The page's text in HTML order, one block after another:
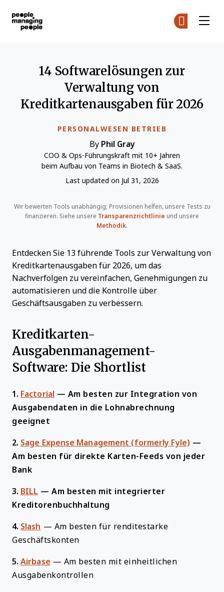
PERSONALWESEN BETRIEB
14 Softwarelösungen zur
Verwaltung von
Kreditkartenausgaben für 2026
By Phil Gray
COO & Ops-Führungskraft mit 10+ Jahren
beim Aufbau von Teams in Biotech & SaaS.
Last updated on Jul 31, 2026
Wir bewerten Tools unabhängig; Provisionen helfen, unsere Tests zu
finanzieren. Siehe unsere Transparenzrichtlinie und unsere
Methodik.
Entdecken Sie 13 führende Tools zur Verwaltung von
Kreditkartenausgaben für 2026, um das
Nachverfolgen zu vereinfachen, Genehmigungen zu
automatisieren und die Kontrolle über
Geschäftsausgaben zu verbessern.
Kreditkarten-
Ausgabenmanagement-
Software: Die Shortlist
1. Factorial — Am besten zur Integration von
Ausgabendaten in die Lohnabrechnung
geeignet
2. Sage Expense Management (formerly Fyle) —
Am besten für direkte Karten-Feeds von jeder
Bank
3. BILL —Am besten mit integrierter
Kreditorenbuchhaltung
4. Slash — Am besten für renditestarke
Geschäftskonten
5. Airbase — Am besten mit einheitlichen
Ausgabenkontrollen